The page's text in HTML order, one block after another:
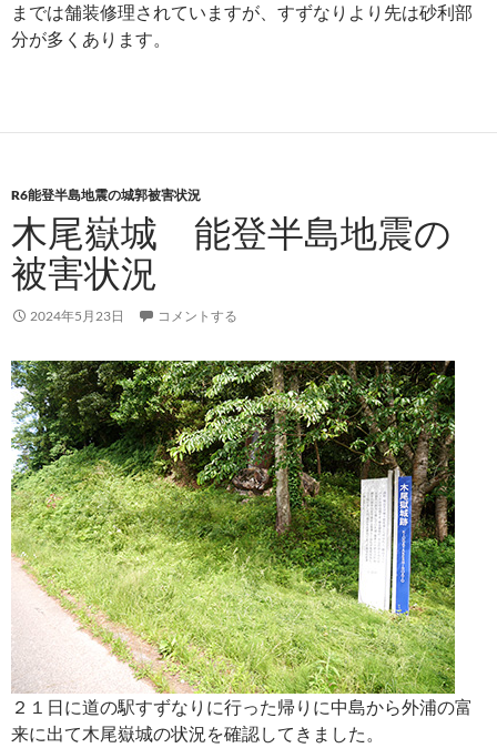
までは舗装修理されていますが、すずなりより先は砂利部
分が多くあります。
R6能登半島地震の城郭被害状況
木尾嶽城 能登半島地震の
被害状況
2024年5月23日 コメントする
２１日に道の駅すずなりに行った帰りに中島から外浦の富
来に出て木尾嶽城の状況を確認してきました。